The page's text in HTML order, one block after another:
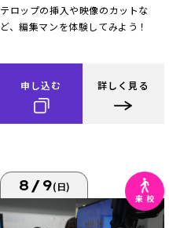
テロップの挿入や映像のカットな
ど、編集マンを体験してみよう！
申し込む 詳しく見る
8/9(日)